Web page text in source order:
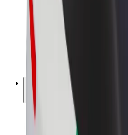
รายได้ของพนักงานส่งของ
พาร์ทเนอร์ร้านอาหาร Bolt
แฟรนไชส์
บริษัท
เกี่ยวกับ Bolt